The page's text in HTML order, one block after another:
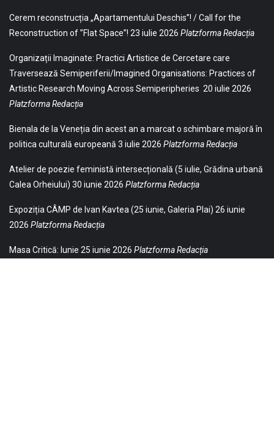
Cerem reconstrucția „Apartamentului Deschis”! / Call for the
Reconstruction of ”Flat Space”! 23 iulie 2026 Platzforma Redacția
Organizații Imaginate: Practici Artistice de Cercetare care
Traversează Semiperiferii/Imagined Organisations: Practices of
Artistic Research Moving Across Semiperipheries 20 iulie 2026
Platzforma Redacția
Bienala de la Veneția din acest an a marcat o schimbare majoră în
politica culturală europeană 3 iulie 2026 Platzforma Redacția
Atelier de poezie feministă intersecțională (5 iulie, Grădina urbană
Calea Orheiului) 30 iunie 2026 Platzforma Redacția
Expoziția CÂMP de Ivan Kavtea (25 iunie, Galeria Plai) 26 iunie
2026 Platzforma Redacția
Masa Critică: Iunie 25 iunie 2026 Platzforma Redacția